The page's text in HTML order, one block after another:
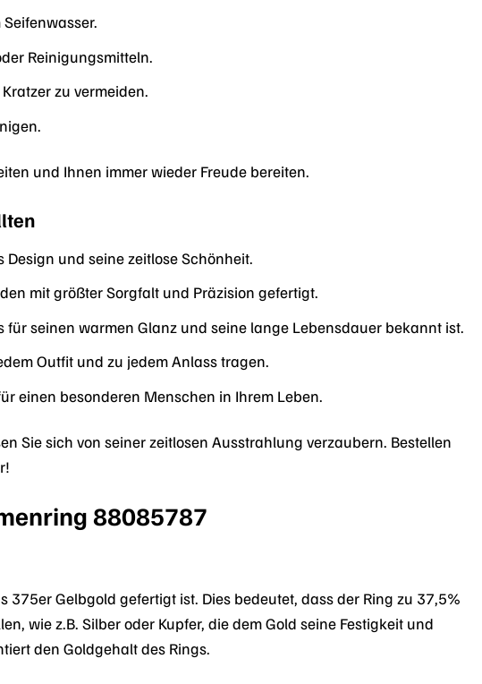
Reinigungsmitteln.
zu vermeiden.
und Ihnen immer wieder Freude bereiten.
und seine zeitlose Schönheit.
mit größter Sorgfalt und Präzision gefertigt.
seinen warmen Glanz und seine lange Lebensdauer bekannt ist.
Outfit und zu jedem Anlass tragen.
einen besonderen Menschen in Ihrem Leben.
Sie sich von seiner zeitlosen Ausstrahlung verzaubern. Bestellen
88085787
Gelbgold gefertigt ist. Dies bedeutet, dass der Ring zu 37,5%
wie z.B. Silber oder Kupfer, die dem Gold seine Festigkeit und
den Goldgehalt des Rings.